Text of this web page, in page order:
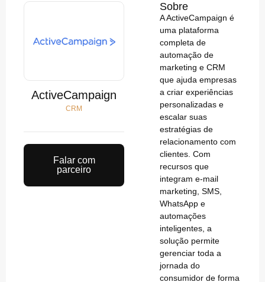
ActiveCampaign
CRM
Falar com
parceiro
Sobre
A ActiveCampaign é
uma plataforma
completa de
automação de
marketing e CRM
que ajuda empresas
a criar experiências
personalizadas e
escalar suas
estratégias de
relacionamento com
clientes. Com
recursos que
integram e-mail
marketing, SMS,
WhatsApp e
automações
inteligentes, a
solução permite
gerenciar toda a
jornada do
consumidor de forma